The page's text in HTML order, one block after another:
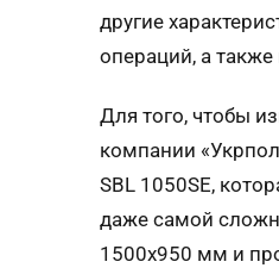
другие
операций, а также
Для того, чтобы
компании
SBL 1050SE,
даже самой
1500х950 мм и